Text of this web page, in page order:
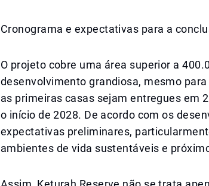
Cronograma e expectativas para a
O projeto cobre uma área superior a
desenvolvimento grandiosa, mesmo
as primeiras casas sejam entregues em
o início de 2028. De acordo com os
expectativas preliminares,
ambientes de vida sustentáveis e